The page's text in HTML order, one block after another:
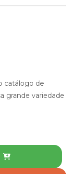
catálogo de
grande variedade